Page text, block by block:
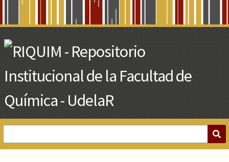
Main
Content